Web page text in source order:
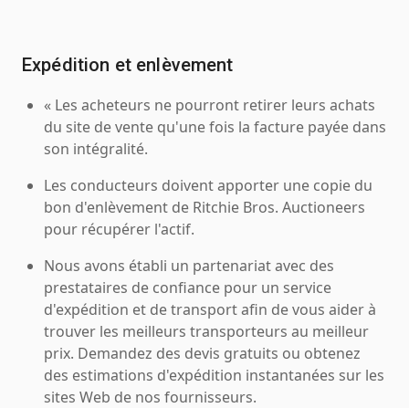
Expédition et enlèvement
« Les acheteurs ne pourront retirer leurs achats
du site de vente qu'une fois la facture payée dans
son intégralité.
Les conducteurs doivent apporter une copie du
bon d'enlèvement de Ritchie Bros. Auctioneers
pour récupérer l'actif.
Nous avons établi un partenariat avec des
prestataires de confiance pour un service
d'expédition et de transport afin de vous aider à
trouver les meilleurs transporteurs au meilleur
prix. Demandez des devis gratuits ou obtenez
des estimations d'expédition instantanées sur les
sites Web de nos fournisseurs.